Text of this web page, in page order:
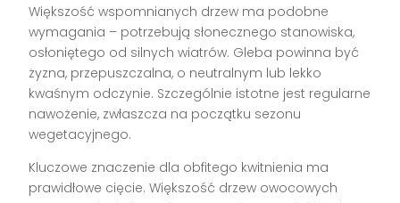
Większość wspomnianych drzew ma podobne
wymagania – potrzebują słonecznego stanowiska,
osłoniętego od silnych wiatrów. Gleba powinna być
żyzna, przepuszczalna, o neutralnym lub lekko
kwaśnym odczynie. Szczególnie istotne jest regularne
nawożenie, zwłaszcza na początku sezonu
wegetacyjnego.
Kluczowe znaczenie dla obfitego kwitnienia ma
prawidłowe cięcie. Większość drzew owocowych